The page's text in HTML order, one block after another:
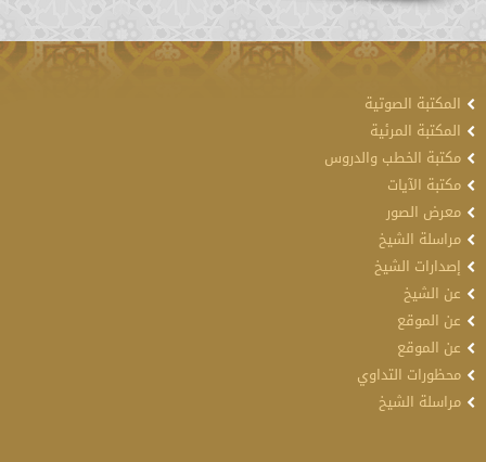
المكتبة الصوتية
المكتبة المرئية
مكتبة الخطب والدروس
مكتبة الآيات
معرض الصور
مراسلة الشيخ
إصدارات الشيخ
عن الشيخ
عن الموقع
عن الموقع
محظورات التداوي
مراسلة الشيخ